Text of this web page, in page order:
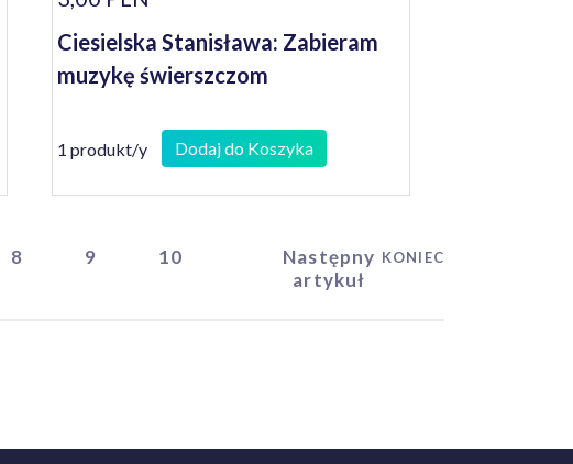
Ciesielska Stanisława: Zabieram
muzykę świerszczom
1 produkt/y Dodaj do Koszyka
8 9 10
Następny
artykuł
KONIEC